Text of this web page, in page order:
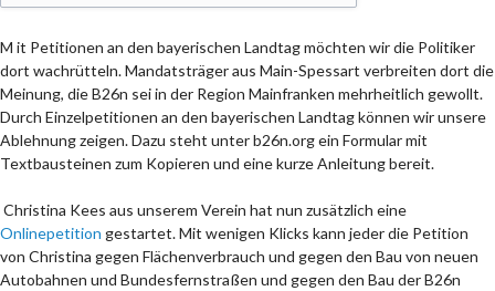
M it Petitionen an den bayerischen Landtag möchten wir die Politiker
dort wachrütteln. Mandatsträger aus Main-Spessart verbreiten dort die
Meinung, die B26n sei in der Region Mainfranken mehrheitlich gewollt.
Durch Einzelpetitionen an den bayerischen Landtag können wir unsere
Ablehnung zeigen. Dazu steht unter b26n.org ein Formular mit
Textbausteinen zum Kopieren und eine kurze Anleitung bereit.
Christina Kees aus unserem Verein hat nun zusätzlich eine
Onlinepetition gestartet. Mit wenigen Klicks kann jeder die Petition
von Christina gegen Flächenverbrauch und gegen den Bau von neuen
Autobahnen und Bundesfernstraßen und gegen den Bau der B26n